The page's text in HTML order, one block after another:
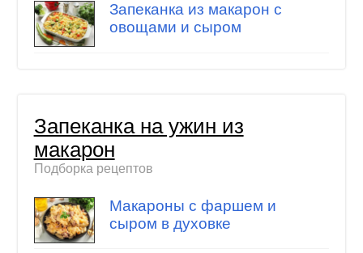
Запеканка из макарон с
овощами и сыром
Запеканка на ужин из
макарон
Подборка рецептов
Макароны с фаршем и
сыром в духовке